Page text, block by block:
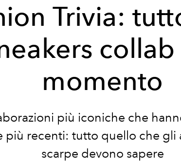
Trivia:
momento
più iconiche che
più recenti: tutto quello che gli
scarpe devono sapere